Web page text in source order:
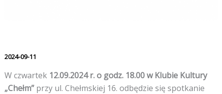
2024-09-11
W czwartek 12.09.2024 r. o godz. 18.00 w Klubie Kultury
„Chełm”przy ul. Chełmskiej 16. odbędzie się spotkanie